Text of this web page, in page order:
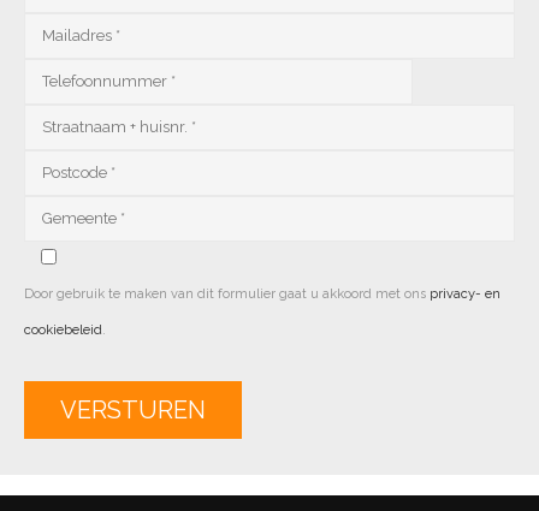
Door gebruik te maken van dit formulier gaat u akkoord met ons privacy- en
cookiebeleid.